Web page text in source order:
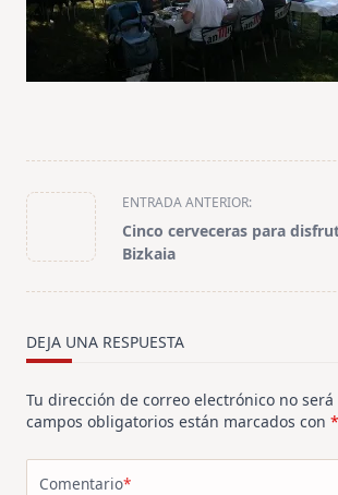
<span
class="nav-
subtitle
ENTRADA ANTERIOR:
Cinco cerveceras para
Bizkaia
DEJA UNA RESPUESTA
Tu dirección de correo electrónico no
campos obligatorios están marcados con *
Comentario*